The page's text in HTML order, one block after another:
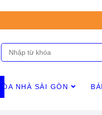
TÒA NHÀ SÀI GÒN